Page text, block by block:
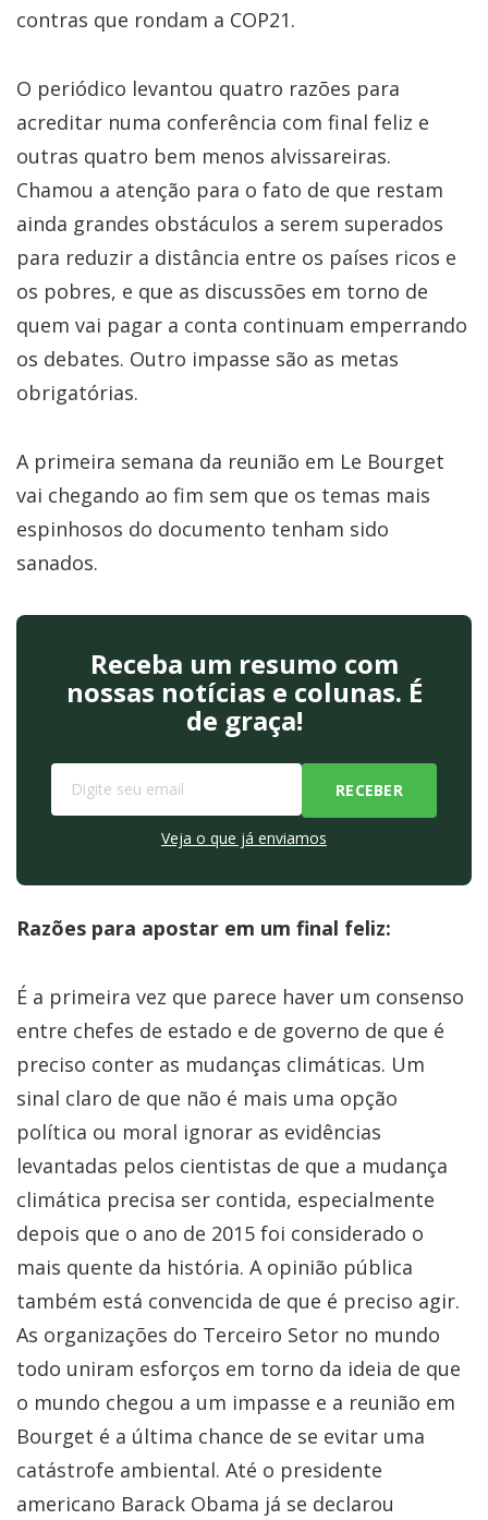
contras que rondam a COP21.
O periódico levantou quatro razões para
acreditar numa conferência com final feliz e
outras quatro bem menos alvissareiras.
Chamou a atenção para o fato de que restam
ainda grandes obstáculos a serem superados
para reduzir a distância entre os países ricos e
os pobres, e que as discussões em torno de
quem vai pagar a conta continuam emperrando
os debates. Outro impasse são as metas
obrigatórias.
A primeira semana da reunião em Le Bourget
vai chegando ao fim sem que os temas mais
espinhosos do documento tenham sido
sanados.
Receba um resumo com
nossas notícias e colunas. É
de graça!
Veja o que já enviamos
Razões para apostar em um final feliz:
É a primeira vez que parece haver um consenso
entre chefes de estado e de governo de que é
preciso conter as mudanças climáticas. Um
sinal claro de que não é mais uma opção
política ou moral ignorar as evidências
levantadas pelos cientistas de que a mudança
climática precisa ser contida, especialmente
depois que o ano de 2015 foi considerado o
mais quente da história. A opinião pública
também está convencida de que é preciso agir.
As organizações do Terceiro Setor no mundo
todo uniram esforços em torno da ideia de que
o mundo chegou a um impasse e a reunião em
Bourget é a última chance de se evitar uma
catástrofe ambiental. Até o presidente
americano Barack Obama já se declarou